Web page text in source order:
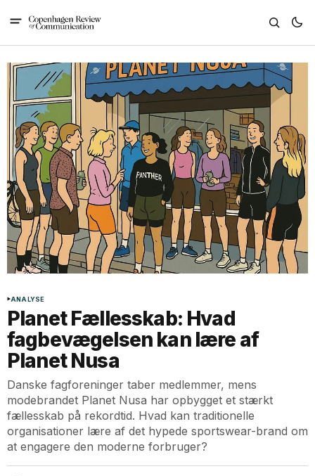
ANALYSE
Planet Fællesskab: Hvad
fagbevægelsen kan lære af
Planet Nusa
Danske fagforeninger taber medlemmer, mens
modebrandet Planet Nusa har opbygget et stærkt
fællesskab på rekordtid. Hvad kan traditionelle
organisationer lære af det hypede sportswear-brand om
at engagere den moderne forbruger?